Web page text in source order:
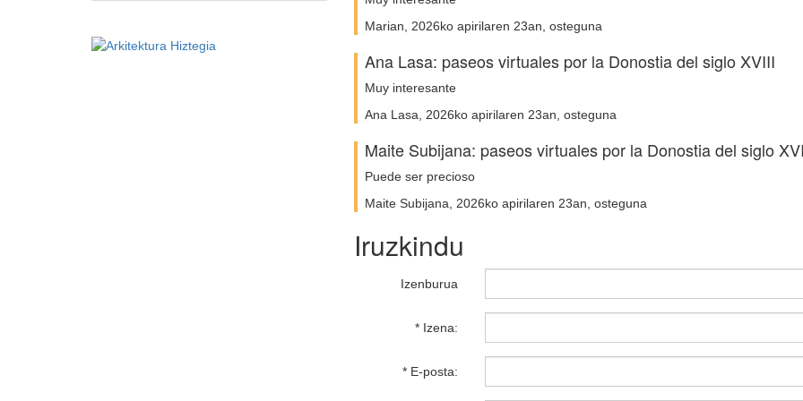
Marian, 2026ko apirilaren 23an, osteguna
Ana Lasa: paseos virtuales por la Donostia del siglo XVIII
Muy interesante
Ana Lasa, 2026ko apirilaren 23an, osteguna
Maite Subijana: paseos virtuales por la Donostia del siglo
Puede ser precioso
Maite Subijana, 2026ko apirilaren 23an, osteguna
Iruzkindu
Izenburua
* Izena:
* E-posta: